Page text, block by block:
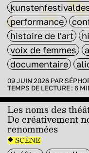
performance
histoire de l'art
voix de femmes
documentaire
09 JUIN 2026 PAR
TEMPS DE LECTURE : 6
Les noms des
De créativement
renommées
SCÈNE